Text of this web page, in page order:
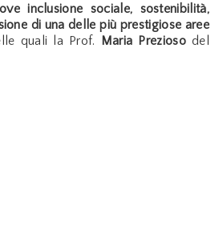
inclusione sociale, sostenibilità,
di una delle più prestigiose aree
quali la Prof. Maria Preziosodel